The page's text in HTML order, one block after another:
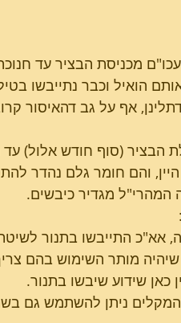
עכו"ם מכניסת הבציר עד
הואיל וכבר נתייבשו
אף על גב דהאיסור
הבציר (סוף חודש אלול) עד
והם חומר גלם נהדר
מגדיר כיבשים.
אא"כ התייבשו בתנור
מותר השימוש בהם
שידוע שיבשו בתנור.
ניתן להשתמש גם